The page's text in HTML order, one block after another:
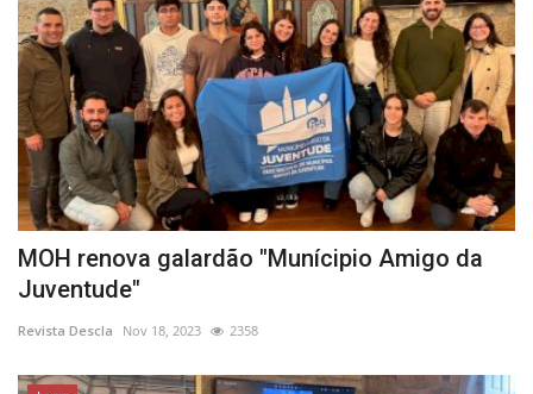
MOH renova galardão "Munícipio Amigo da
Juventude"
Revista Descla Nov 18, 2023 2358